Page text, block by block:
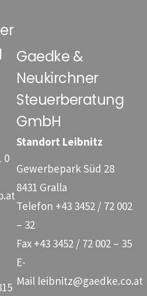
0
Gaedke &
Neukirchner
Steuerberatung
GmbH
Standort Leibnitz
Gewerbepark Süd 28
8431 Gralla
Telefon +43 3452 / 72 002
– 32
Fax +43 3452 / 72 002 – 35
E-
Mail leibnitz@gaedke.co.at